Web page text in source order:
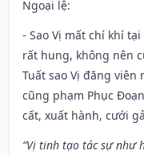
Ngoại lệ:
- Sao Vị mất chí khí
rất hung, không nên
Tuất sao Vị đăng
cũng phạm Phục
cất, xuất hành, cưới
“Vị tinh tạo tác sự như